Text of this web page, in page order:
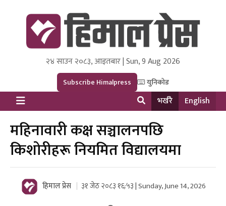
Himal Press
Dot NewsyNepal Media and Research Pvt Ltd.
२४ साउन २०८३, आइतबार | Sun, 9 Aug 2026
Subscribe Himalpress युनिकोड
भर्खरै English
महिनावारी कक्ष सञ्चालनपछि
किशोरीहरू नियमित विद्यालयमा
हिमाल प्रेस ३१ जेठ २०८३ १६:५३ | Sunday, June 14, 2026